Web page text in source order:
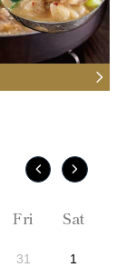
Fri Sat
31 1